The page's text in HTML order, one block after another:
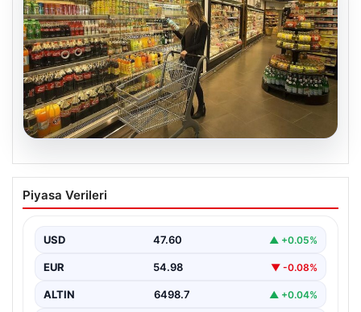
05.08.2026
Enflasyon verileri ne zaman
açıklanacak? 2026 TÜİK mart ayı
Piyasa Verileri
USD 47.60 ▲ +0.05%
EUR 54.98 ▼ -0.08%
ALTIN 6498.7 ▲ +0.04%